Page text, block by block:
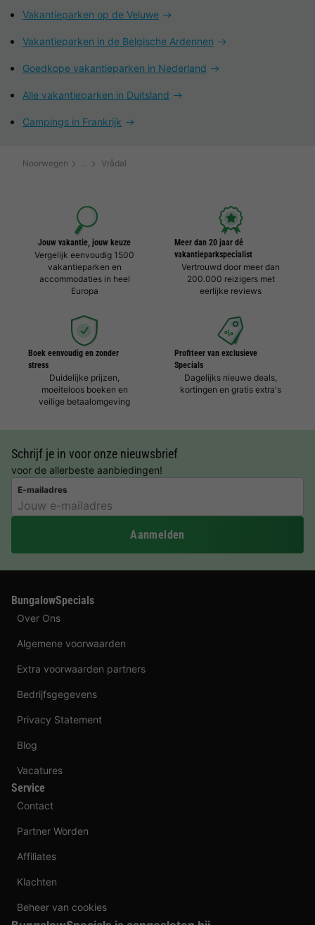
Vakantieparken op de Veluwe
Vakantieparken in de Belgische Ardennen
Goedkope vakantieparken in Nederland
Alle vakantieparken in Duitsland
Campings in Frankrijk
Noorwegen Vrådal
Jouw vakantie, jouw keuze
Vergelijk eenvoudig 1500
vakantieparken en
accommodaties in heel
Europa
Meer dan 20 jaar dé
vakantieparkspecialist
Vertrouwd door meer dan
200.000 reizigers met
eerlijke reviews
Boek eenvoudig en zonder
stress
Duidelijke prijzen,
moeiteloos boeken en
veilige betaalomgeving
Profiteer van exclusieve
Specials
Dagelijks nieuwe deals,
kortingen en gratis extra's
Schrijf je in voor onze nieuwsbrief
voor de allerbeste aanbiedingen!
E-mailadres
Aanmelden
BungalowSpecials
Over Ons
Algemene voorwaarden
Extra voorwaarden partners
Bedrijfsgegevens
Privacy Statement
Blog
Vacatures
Service
Contact
Partner Worden
Affiliates
Klachten
Beheer van cookies